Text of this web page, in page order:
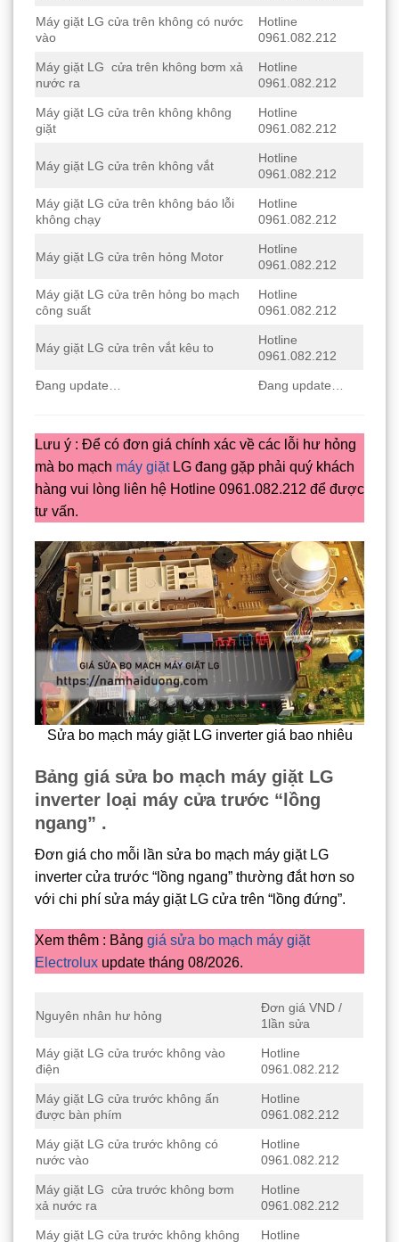
Máy giặt LG cửa trên không có nước
vào
Hotline
0961.082.212
Máy giặt LG cửa trên không bơm xả
nước ra
Hotline
0961.082.212
Máy giặt LG cửa trên không không
giặt
Hotline
0961.082.212
Máy giặt LG cửa trên không vắt
Hotline
0961.082.212
Máy giặt LG cửa trên không báo lỗi
không chạy
Hotline
0961.082.212
Máy giặt LG cửa trên hỏng Motor
Hotline
0961.082.212
Máy giặt LG cửa trên hỏng bo mạch
công suất
Hotline
0961.082.212
Máy giặt LG cửa trên vắt kêu to
Hotline
0961.082.212
Đang update… Đang update…
Lưu ý : Để có đơn giá chính xác về các lỗi hư hỏng
mà bo mạch máy giặtLG đang gặp phải quý khách
hàng vui lòng liên hệ Hotline 0961.082.212 để được
tư vấn.
Sửa bo mạch máy giặt LG inverter giá bao nhiêu
Bảng giá sửa bo mạch máy giặt LG
inverter loại máy cửa trước “lồng
ngang” .
Đơn giá cho mỗi lần sửa bo mạch máy giặt LG
inverter cửa trước “lồng ngang” thường đắt hơn so
với chi phí sửa máy giặt LG cửa trên “lồng đứng”.
Xem thêm : Bảng giá sửa bo mạch máy giặt
Electrolux update tháng 08/2026.
Nguyên nhân hư hỏng
Đơn giá VND /
1lần sửa
Máy giặt LG cửa trước không vào
điện
Hotline
0961.082.212
Máy giặt LG cửa trước không ấn
được bàn phím
Hotline
0961.082.212
Máy giặt LG cửa trước không có
nước vào
Hotline
0961.082.212
Máy giặt LG cửa trước không bơm
xả nước ra
Hotline
0961.082.212
Máy giặt LG cửa trước không không Hotline